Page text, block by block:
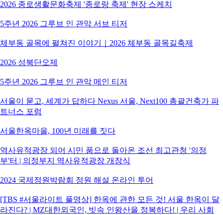
2026 종로생활문화축제 '종로랑 축제' 현장 스케치
5주년 2026 그루브 인 관악 서브 티저
체부동 골목에 펼쳐진 이야기｜2026 체부동 골목길축제
2026 성북단오제
5주년 2026 그루브 인 관악 메인 티저
서울이 묻고, 세계가 답하다 Nexus 서울, Next100 총괄건축가 파
트너스 포럼
서울한옥마을, 100년 미래를 짓다
역사유적광장 되어 시민 품으로 돌아온 조선 최고관청 '의정
부'터 | 의정부지 역사유적광장 개장식
2024 국제정원박람회 정원 해설 온라인 투어
[TBS #서울라이트 풀영상] 한옥에 관한 모든 것! 서울 한옥이 달
라진다? | MZ대한외국인, 빗속 인왕산을 정복하다! | 우리 사회